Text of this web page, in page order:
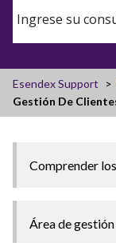
Esendex Support
Gestión De
Comprender
Área de